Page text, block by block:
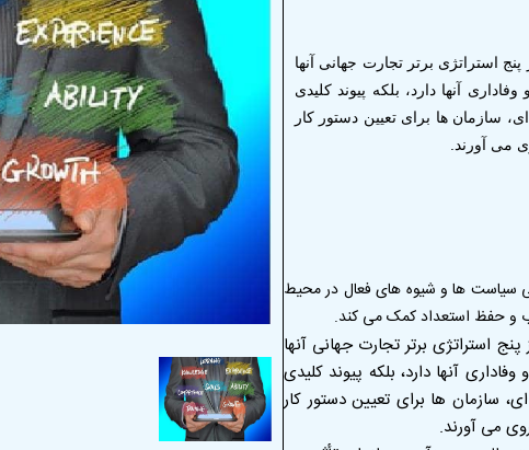
استراتژی برتر تجارت جهانی آنها
آنها دارد، بلکه پیوند کلیدی
سازمان ها برای تعیین دستور کار
می آورند.
سیاست ها و شیوه های فعال در محیط
و حفظ استعداد کمک می کند.
استراتژی برتر تجارت جهانی آنها
آنها دارد، بلکه پیوند کلیدی
سازمان ها برای تعیین دستور کار
می آورند.